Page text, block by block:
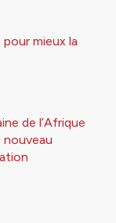
mieux la
de l’Afrique
nouveau